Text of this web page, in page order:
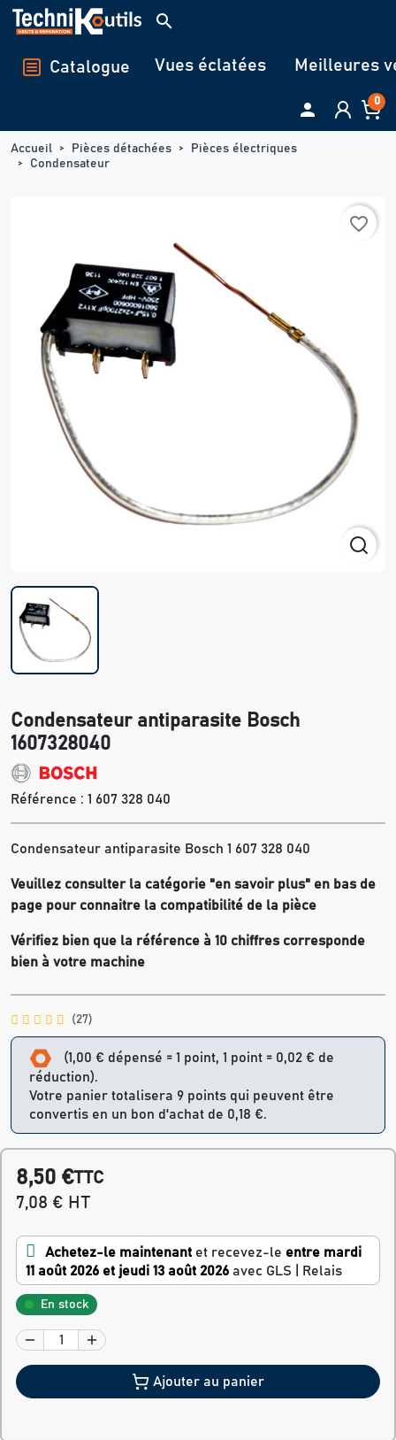
Panneau de gestion des cookies
search
Catalogue Vues éclatées Meilleures
 0
Accueil Pièces détachées
Pièces électriques
Condensateur
favorite_border
Condensateur antiparasite Bosch
1607328040
Référence : 1 607 328 040
Condensateur antiparasite Bosch 1 607 328 040
Veuillez consulter la catégorie "en savoir plus" en bas de
page pour connaitre la compatibilité de la pièce
Vérifiez bien que la référence à 10 chiffres corresponde
bien à votre machine
(27)
(1,00 € dépensé = 1 point, 1 point = 0,02 € de
réduction).
Votre panier totalisera 9 points qui peuvent être
convertis en un bon d'achat de 0,18 €.
8,50 €TTC
7,08 € HT
Achetez-le maintenant et recevez-le entre mardi
11 août 2026 et jeudi 13 août 2026 avec GLS | Relais
En stock
Ajouter au panier